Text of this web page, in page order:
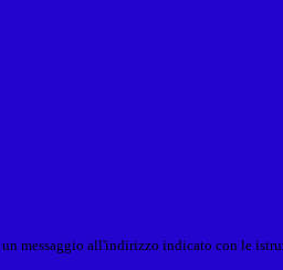
messaggio all'indirizzo indicato con le